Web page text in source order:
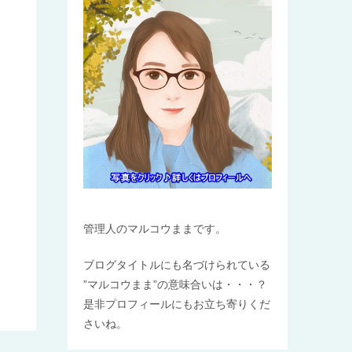
管理人のマルコウままです。
ブログタイトルにも名づけられている
”マルコウまま”の意味合いは・・・？
是非プロフィールにもお立ち寄りくだ
さいね。